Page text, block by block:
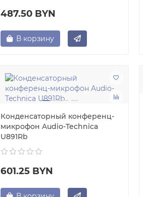
487.50 BYN
В корзину
Конденсаторный конференц-
микрофон Audio-Technica
U891Rb
601.25 BYN